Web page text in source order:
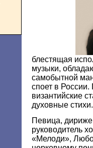
блестящая
музыки,
самобытной
споет в России.
византийские
духовные стихи.
Певица,
руководитель
«Мелоди»,